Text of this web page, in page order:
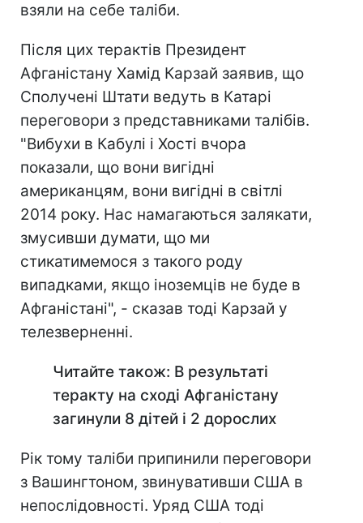
взяли на себе таліби.
Після цих терактів Президент
Афганістану Хамід Карзай заявив, що
Сполучені Штати ведуть в Катарі
переговори з представниками талібів.
"Вибухи в Кабулі і Хості вчора
показали, що вони вигідні
американцям, вони вигідні в світлі
2014 року. Нас намагаються залякати,
змусивши думати, що ми
стикатимемося з такого роду
випадками, якщо іноземців не буде в
Афганістані", - сказав тоді Карзай у
телезверненні.
Читайте також: В результаті
теракту на сході Афганістану
загинули 8 дітей і 2 дорослих
Рік тому таліби припинили переговори
з Вашингтоном, звинувативши США в
непослідовності. Уряд США тоді